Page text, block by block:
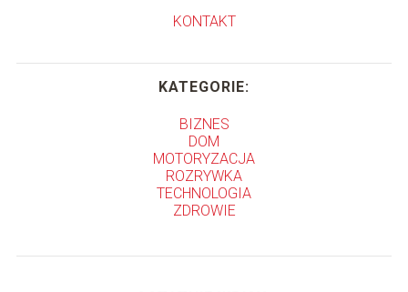
KONTAKT
KATEGORIE:
BIZNES
DOM
MOTORYZACJA
ROZRYWKA
TECHNOLOGIA
ZDROWIE